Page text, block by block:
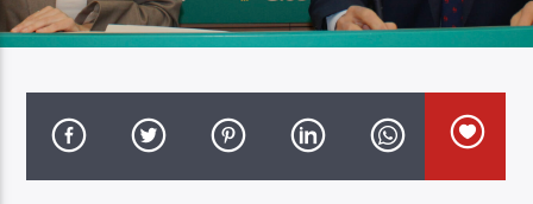
Radio Marca AB